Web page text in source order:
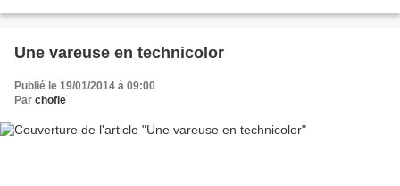
Une vareuse en technicolor
Publié le 19/01/2014 à 09:00
Par chofie